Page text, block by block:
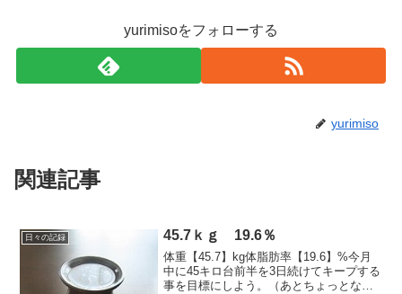
yurimisoをフォローする
yurimiso
関連記事
日々の記録 45.7ｋｇ 19.6％
体重【45.7】kg体脂肪率【19.6】%今月
中に45キロ台前半を3日続けてキープする
事を目標にしよう。（あとちょっとなん